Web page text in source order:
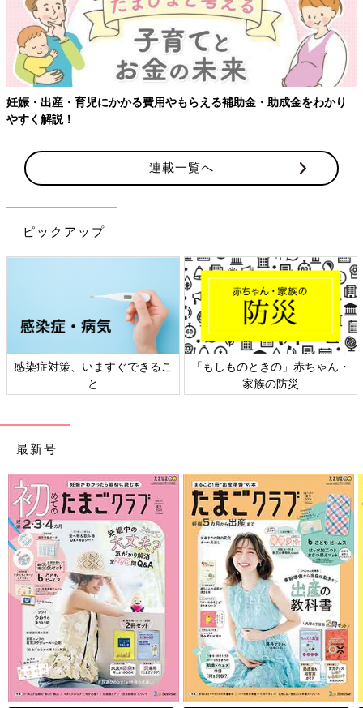
妊娠・出産・育児にかかる費用やもらえる補助金・助成金をわかり
やすく解説！
連載一覧へ
ピックアップ
感染症対策、いますぐできるこ
と
「もしものときの」赤ちゃん・
家族の防災
最新号